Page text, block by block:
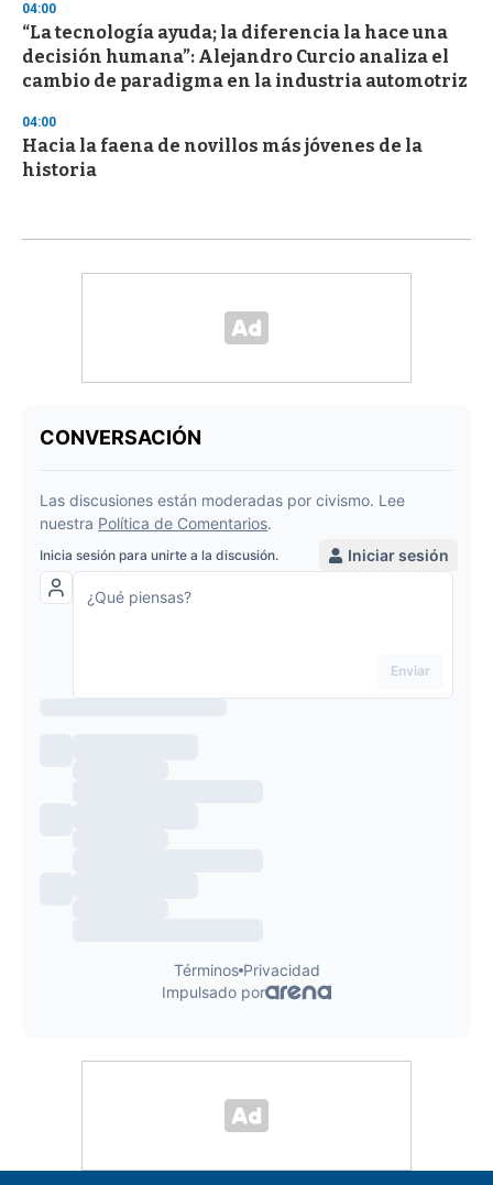
04:00
“La tecnología ayuda; la diferencia la hace una
decisión humana”: Alejandro Curcio analiza el
cambio de paradigma en la industria automotriz
04:00
Hacia la faena de novillos más jóvenes de la
historia